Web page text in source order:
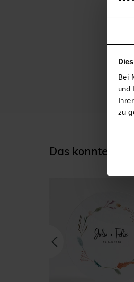
Bei
und
zu
Das könnte